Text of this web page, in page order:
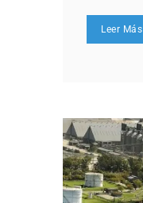
Leer Más